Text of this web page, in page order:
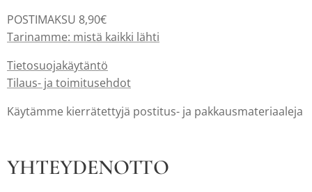
POSTIMAKSU 8,90€
Tarinamme: mistä kaikki lähti
Tietosuojakäytäntö
Tilaus- ja toimitusehdot
Käytämme kierrätettyjä postitus- ja pakkausmateriaaleja
YHTEYDENOTTO